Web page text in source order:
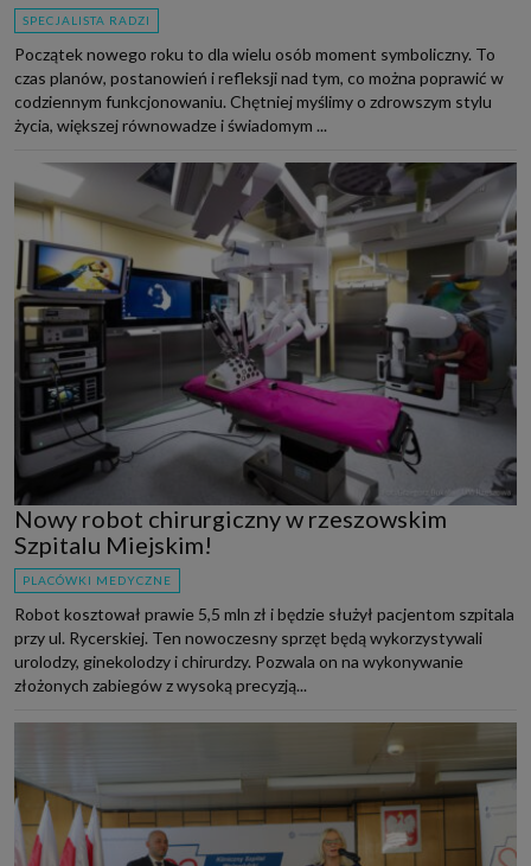
SPECJALISTA RADZI
Początek nowego roku to dla wielu osób moment symboliczny. To
czas planów, postanowień i refleksji nad tym, co można poprawić w
codziennym funkcjonowaniu. Chętniej myślimy o zdrowszym stylu
życia, większej równowadze i świadomym ...
Nowy robot chirurgiczny w rzeszowskim
Szpitalu Miejskim!
PLACÓWKI MEDYCZNE
Robot kosztował prawie 5,5 mln zł i będzie służył pacjentom szpitala
przy ul. Rycerskiej. Ten nowoczesny sprzęt będą wykorzystywali
urolodzy, ginekolodzy i chirurdzy. Pozwala on na wykonywanie
złożonych zabiegów z wysoką precyzją...